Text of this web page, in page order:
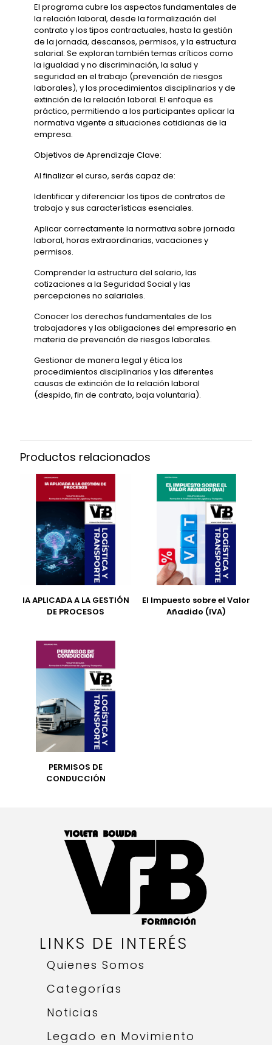
El programa cubre los aspectos fundamentales de
la relación laboral, desde la formalización del
contrato y los tipos contractuales, hasta la gestión
de la jornada, descansos, permisos, y la estructura
salarial. Se exploran también temas críticos como
la igualdad y no discriminación, la salud y
seguridad en el trabajo (prevención de riesgos
laborales), y los procedimientos disciplinarios y de
extinción de la relación laboral. El enfoque es
práctico, permitiendo a los participantes aplicar la
normativa vigente a situaciones cotidianas de la
empresa.
Objetivos de Aprendizaje Clave:
Al finalizar el curso, serás capaz de:
Identificar y diferenciar los tipos de contratos de
trabajo y sus características esenciales.
Aplicar correctamente la normativa sobre jornada
laboral, horas extraordinarias, vacaciones y
permisos.
Comprender la estructura del salario, las
cotizaciones a la Seguridad Social y las
percepciones no salariales.
Conocer los derechos fundamentales de los
trabajadores y las obligaciones del empresario en
materia de prevención de riesgos laborales.
Gestionar de manera legal y ética los
procedimientos disciplinarios y las diferentes
causas de extinción de la relación laboral
(despido, fin de contrato, baja voluntaria).
Productos relacionados
IA APLICADA A LA GESTIÓN
DE PROCESOS
El Impuesto sobre el Valor
Añadido (IVA)
PERMISOS DE
CONDUCCIÓN
LINKS DE INTERÉS
Quienes Somos
Categorías
Noticias
Legado en Movimiento